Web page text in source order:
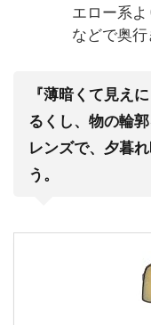
エロー系
などで奥行
『薄暗くて見え
るくし、物の輪
レンズで、夕暮
う。